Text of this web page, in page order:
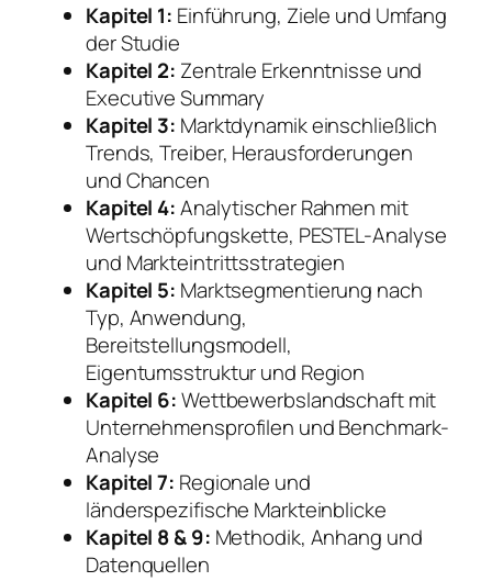
Kapitel 1: Einführung, Ziele und Umfang
der Studie
Kapitel 2: Zentrale Erkenntnisse und
Executive Summary
Kapitel 3: Marktdynamik einschließlich
Trends, Treiber, Herausforderungen
und Chancen
Kapitel 4:Analytischer Rahmen mit
Wertschöpfungskette, PESTEL-Analyse
und Markteintrittsstrategien
Kapitel 5: Marktsegmentierung nach
Typ, Anwendung,
Bereitstellungsmodell,
Eigentumsstruktur und Region
Kapitel 6:Wettbewerbslandschaft mit
Unternehmensprofilen und Benchmark-
Analyse
Kapitel 7: Regionale und
länderspezifische Markteinblicke
Kapitel 8 & 9: Methodik, Anhang und
Datenquellen